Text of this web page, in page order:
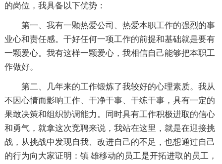
的岗位，我具备以下优势：
第一、我有一颗热爱公司、热爱本职工作的强烈的事
业心和责任感。干好任何一项工作的前提和基础就是要有
一颗爱心。我有这样一颗爱心，我相信自己能够把本职工
作做好。
第二、几年来的工作锻炼了我较好的心理素质。我从
不因心情而影响工作、干净干事、干练干事，具有一定的
果敢决策和组织协调能力。同时具有工作积极进取的信心
和勇气，就拿这次竞聘来说，我站在这里，就是在迎接挑
战，从挑战中发现自我、改进自己的不足，也想通过自己
的行为向大家证明：镇 雄移动的员工是开拓进取的员工，